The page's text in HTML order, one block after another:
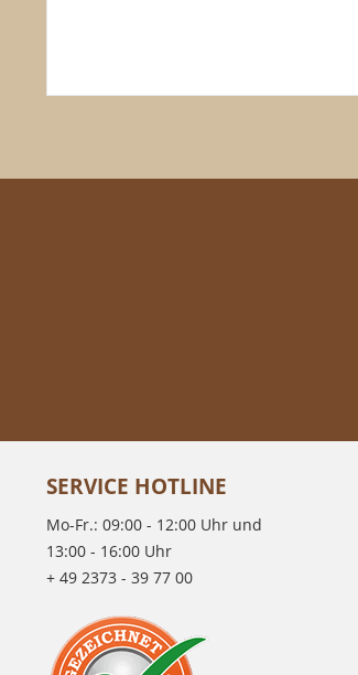
SERVICE HOTLINE
Mo-Fr.: 09:00 - 12:00 Uhr und
13:00 - 16:00 Uhr
+ 49 2373 - 39 77 00